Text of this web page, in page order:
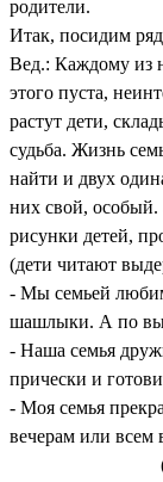
родители.
Итак, посидим
Вед.: Каждому из
этого пуста,
растут дети,
судьба. Жизнь
найти и двух
них свой, особый.
рисунки детей,
(дети читают
- Мы семьей
шашлыки. А по
- Наша семья
прически и
- Моя семья
вечерам или всем